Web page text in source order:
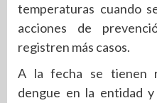
temperaturas cuando
acciones de
registren más casos.
A la fecha se tienen
dengue en la entidad